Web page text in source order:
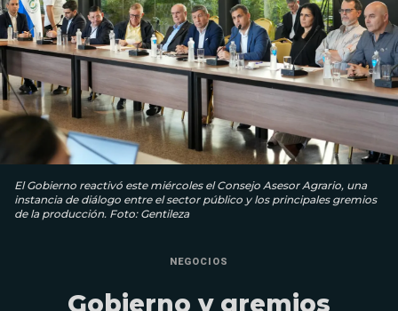
El Gobierno reactivó este miércoles el Consejo Asesor Agrario, una
instancia de diálogo entre el sector público y los principales gremios
de la producción. Foto: Gentileza
NEGOCIOS
Gobierno y gremios